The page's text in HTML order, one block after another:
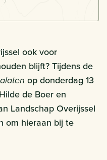
ook voor
blijft? Tijdens de
op donderdag 13
de Boer en
Landschap Overijssel
om hieraan bij te